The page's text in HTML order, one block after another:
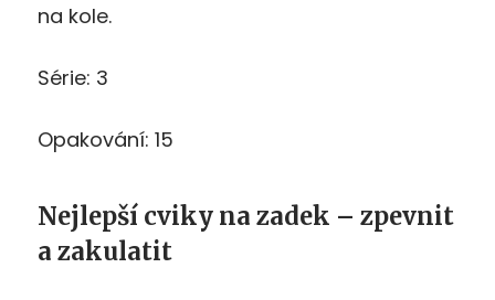
na kole.
Série: 3
Opakování: 15
Nejlepší cviky na zadek – zpevnit
a zakulatit